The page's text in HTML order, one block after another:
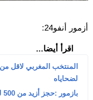
أزمور أنفو24:
اقرأ أيضا...
لضحاياه
بازمور :حجز أزيد من 500 لتر من الخمور وكمية كبيرة من الجعة